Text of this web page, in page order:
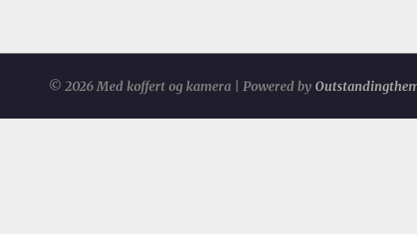
© 2026 Med koffert og kamera | Powered by